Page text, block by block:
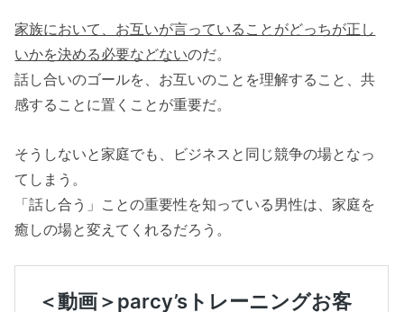
家族において、お互いが言っていることがどっちが正し
いかを決める必要などないのだ。
話し合いのゴールを、お互いのことを理解すること、共
感することに置くことが重要だ。
そうしないと家庭でも、ビジネスと同じ競争の場となっ
てしまう。
「話し合う」ことの重要性を知っている男性は、家庭を
癒しの場と変えてくれるだろう。